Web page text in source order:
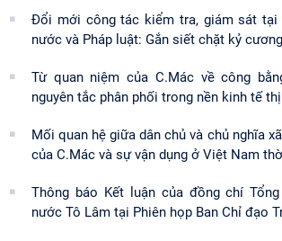
Đổi mới công tác kiểm tra, giám sát tại
nước và Pháp luật: Gắn siết chặt kỷ cương
Từ quan niệm của C.Mác về công
nguyên tắc phân phối trong nền kinh tế
Mối quan hệ giữa dân chủ và chủ nghĩa
của C.Mác và sự vận dụng ở Việt Nam
Thông báo Kết luận của đồng chí
nước Tô Lâm tại Phiên họp Ban Chỉ đạo